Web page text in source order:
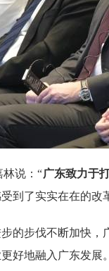
说：“广东致力于
到了实实在在的
步伐不断加快，
好地融入广东发展。